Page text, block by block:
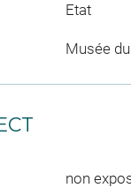
Etat
Musée
non